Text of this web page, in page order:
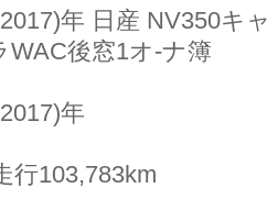
年 日産 NV350キ
後窓1オ-ナ簿
年
行103,783km